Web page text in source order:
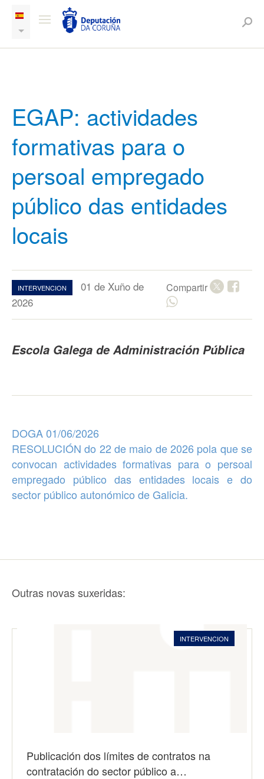
EGAP: actividades
formativas para o
persoal empregado
público das entidades
locais
INTERVENCION
01 de Xuño de
2026
Compartir
Escola Galega de Administración Pública
DOGA 01/06/2026
RESOLUCIÓN do 22 de maio de 2026 pola que se
convocan actividades formativas para o persoal
empregado público das entidades locais e do
sector público autonómico de Galicia.
Outras novas suxeridas:
INTERVENCION
Publicación dos límites de contratos na
contratación do sector público a…